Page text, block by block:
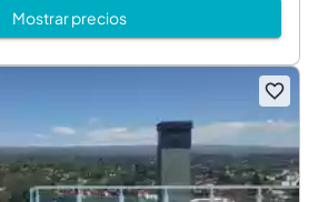
Mostrar precios